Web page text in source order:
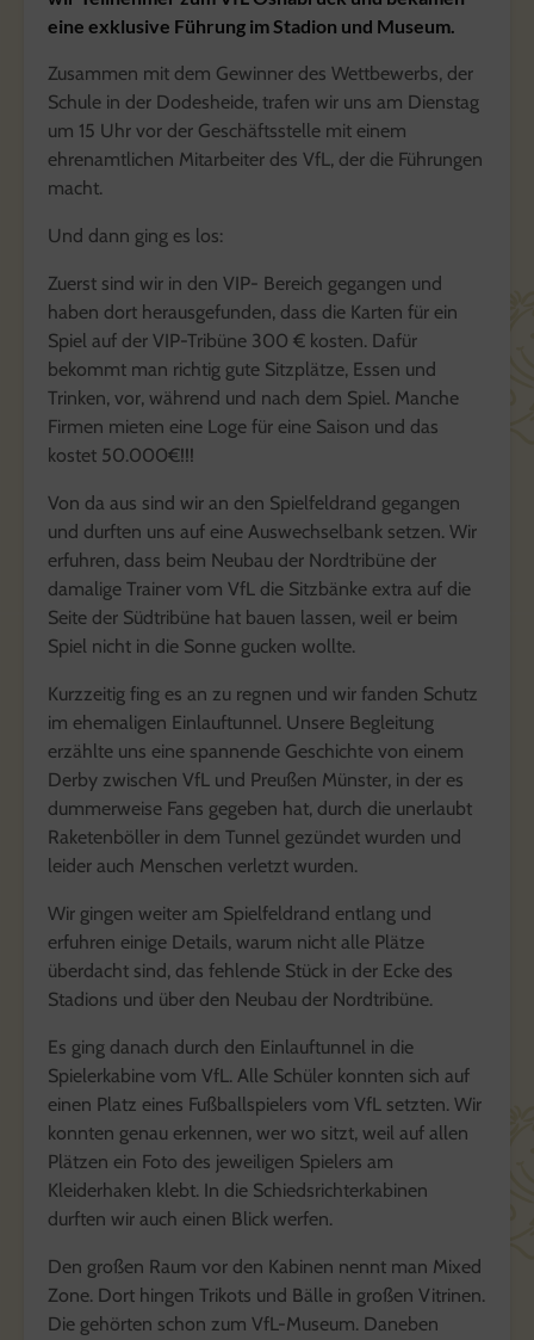
eine exklusive Führung im Stadion und Museum.
Zusammen mit dem Gewinner des Wettbewerbs, der
Schule in der Dodesheide, trafen wir uns am Dienstag
um 15 Uhr vor der Geschäftsstelle mit einem
ehrenamtlichen Mitarbeiter des VfL, der die Führungen
macht.
Und dann ging es los:
Zuerst sind wir in den VIP- Bereich gegangen und
haben dort herausgefunden, dass die Karten für ein
Spiel auf der VIP-Tribüne 300 € kosten. Dafür
bekommt man richtig gute Sitzplätze, Essen und
Trinken, vor, während und nach dem Spiel. Manche
Firmen mieten eine Loge für eine Saison und das
kostet 50.000€!!!
Von da aus sind wir an den Spielfeldrand gegangen
und durften uns auf eine Auswechselbank setzen. Wir
erfuhren, dass beim Neubau der Nordtribüne der
damalige Trainer vom VfL die Sitzbänke extra auf die
Seite der Südtribüne hat bauen lassen, weil er beim
Spiel nicht in die Sonne gucken wollte.
Kurzzeitig fing es an zu regnen und wir fanden Schutz
im ehemaligen Einlauftunnel. Unsere Begleitung
erzählte uns eine spannende Geschichte von einem
Derby zwischen VfL und Preußen Münster, in der es
dummerweise Fans gegeben hat, durch die unerlaubt
Raketenböller in dem Tunnel gezündet wurden und
leider auch Menschen verletzt wurden.
Wir gingen weiter am Spielfeldrand entlang und
erfuhren einige Details, warum nicht alle Plätze
überdacht sind, das fehlende Stück in der Ecke des
Stadions und über den Neubau der Nordtribüne.
Es ging danach durch den Einlauftunnel in die
Spielerkabine vom VfL. Alle Schüler konnten sich auf
einen Platz eines Fußballspielers vom VfL setzten. Wir
konnten genau erkennen, wer wo sitzt, weil auf allen
Plätzen ein Foto des jeweiligen Spielers am
Kleiderhaken klebt. In die Schiedsrichterkabinen
durften wir auch einen Blick werfen.
Den großen Raum vor den Kabinen nennt man Mixed
Zone. Dort hingen Trikots und Bälle in großen Vitrinen.
Die gehörten schon zum VfL-Museum. Daneben